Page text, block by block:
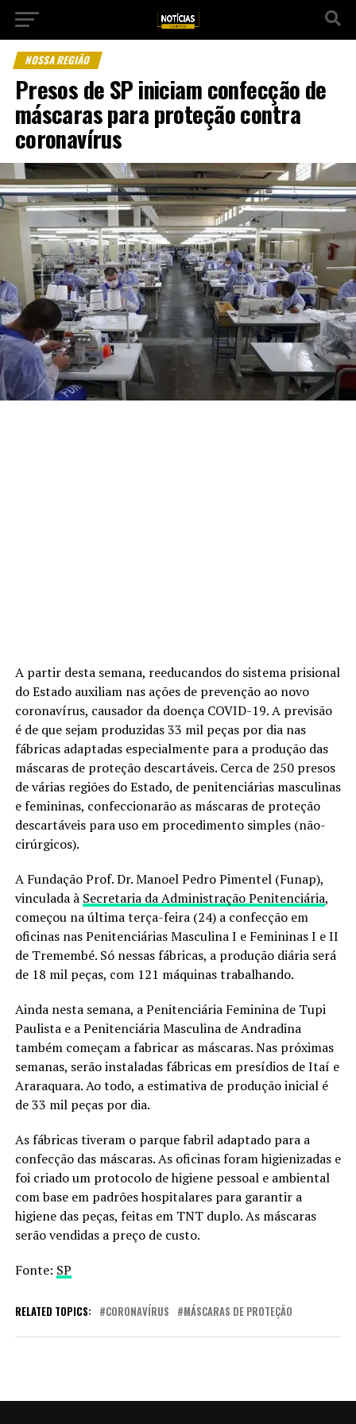
NOSSA REGIÃO
Presos de SP iniciam confecção de
máscaras para proteção contra
coronavírus
A partir desta semana, reeducandos do sistema prisional
do Estado auxiliam nas ações de prevenção ao novo
coronavírus, causador da doença COVID-19. A previsão
é de que sejam produzidas 33 mil peças por dia nas
fábricas adaptadas especialmente para a produção das
máscaras de proteção descartáveis. Cerca de 250 presos
de várias regiões do Estado, de penitenciárias masculinas
e femininas, confeccionarão as máscaras de proteção
descartáveis para uso em procedimento simples (não-
cirúrgicos).
A Fundação Prof. Dr. Manoel Pedro Pimentel (Funap),
vinculada à Secretaria da Administração Penitenciária,
começou na última terça-feira (24) a confecção em
oficinas nas Penitenciárias Masculina I e Femininas I e II
de Tremembé. Só nessas fábricas, a produção diária será
de 18 mil peças, com 121 máquinas trabalhando.
Ainda nesta semana, a Penitenciária Feminina de Tupi
Paulista e a Penitenciária Masculina de Andradina
também começam a fabricar as máscaras. Nas próximas
semanas, serão instaladas fábricas em presídios de Itaí e
Araraquara. Ao todo, a estimativa de produção inicial é
de 33 mil peças por dia.
As fábricas tiveram o parque fabril adaptado para a
confecção das máscaras. As oficinas foram higienizadas e
foi criado um protocolo de higiene pessoal e ambiental
com base em padrões hospitalares para garantir a
higiene das peças, feitas em TNT duplo. As máscaras
serão vendidas a preço de custo.
Fonte: SP
RELATED TOPICS: CORONAVÍRUS MÁSCARAS DE PROTEÇÃO